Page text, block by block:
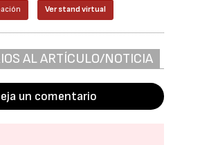
Ver stand virtual
AL ARTÍCULO/NOTICIA
un comentario